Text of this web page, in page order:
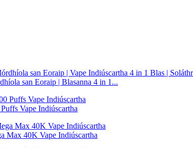
san Eoraip | Blasanna 4 in 1...
Vape Indiúscartha
Max 40K Vape Indiúscartha